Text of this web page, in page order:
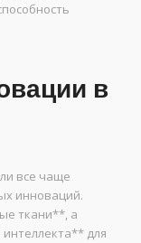
в
все чаще
инноваций.
ткани**, а
для